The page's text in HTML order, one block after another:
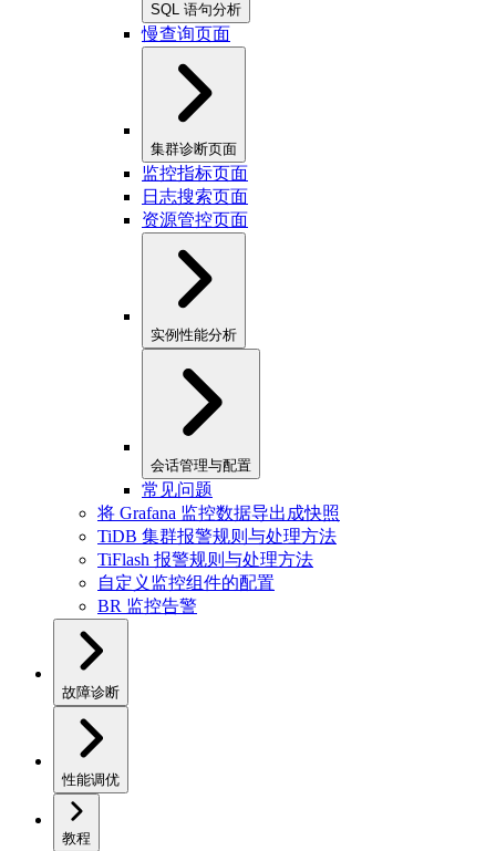
SQL 语句分析
慢查询页面
集群诊断页面
监控指标页面
日志搜索页面
资源管控页面
实例性能分析
会话管理与配置
常见问题
将 Grafana 监控数据导出成快照
TiDB 集群报警规则与处理方法
TiFlash 报警规则与处理方法
自定义监控组件的配置
BR 监控告警
故障诊断
性能调优
教程